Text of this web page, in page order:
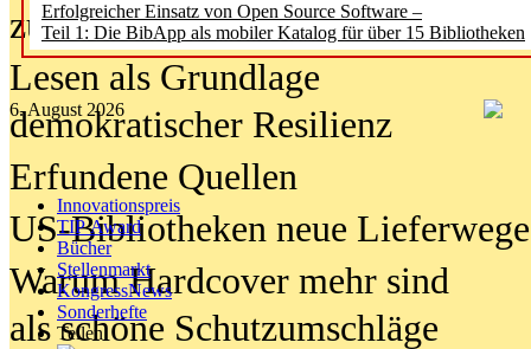
Erfolgreicher Einsatz von Open Source Software –
Teil 1: Die BibApp als mobiler Katalog für über 15 Bibliotheken
6. August 2026
Innovationspreis
TIP Award
Bücher
Stellenmarkt
KongressNews
Sonderhefte
Teilen
zu kurz greift
Lesen als Grundlage
demokratischer Resilienz
Erfundene Quellen
US-Bibliotheken neue Lieferwege
Warum Hardcover mehr sind
als schöne Schutzumschläge